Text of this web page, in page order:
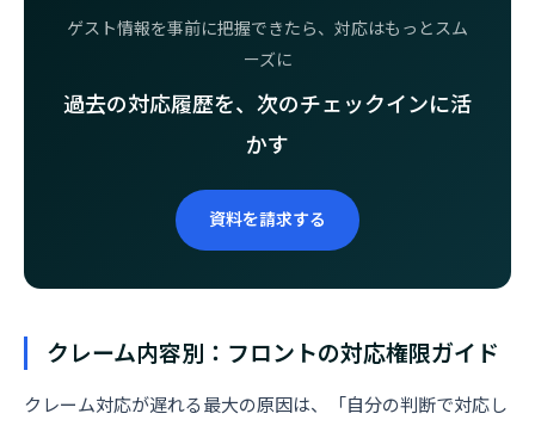
ゲスト情報を事前に把握できたら、対応はもっとスム
ーズに
過去の対応履歴を、次のチェックインに活
かす
資料を請求する
クレーム内容別：フロントの対応権限ガイド
クレーム対応が遅れる最大の原因は、「自分の判断で対応し